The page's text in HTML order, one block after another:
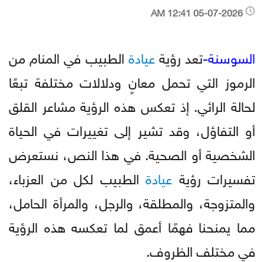
السوسنة-تعد رؤيةعيادةالطبيب في المنام من
الرموز التي تحمل معانٍ ودلالات مختلفة تبعًا
لحالة الرائي. إذ تعكس هذه الرؤية مشاعر القلق
أو التفاؤل، وقد تشير إلى تغييرات في الحياة
الشخصية أو الصحية. في هذا النص، نستعرض
تفسيرات رؤية عيادة الطبيب لكل من العزباء،
والمتزوجة، والمطلقة، والرجل، والمرأة الحامل،
مما يمنحنا فهمًا أعمق لما تعكسه هذه الرؤية
في مختلف الظروف.